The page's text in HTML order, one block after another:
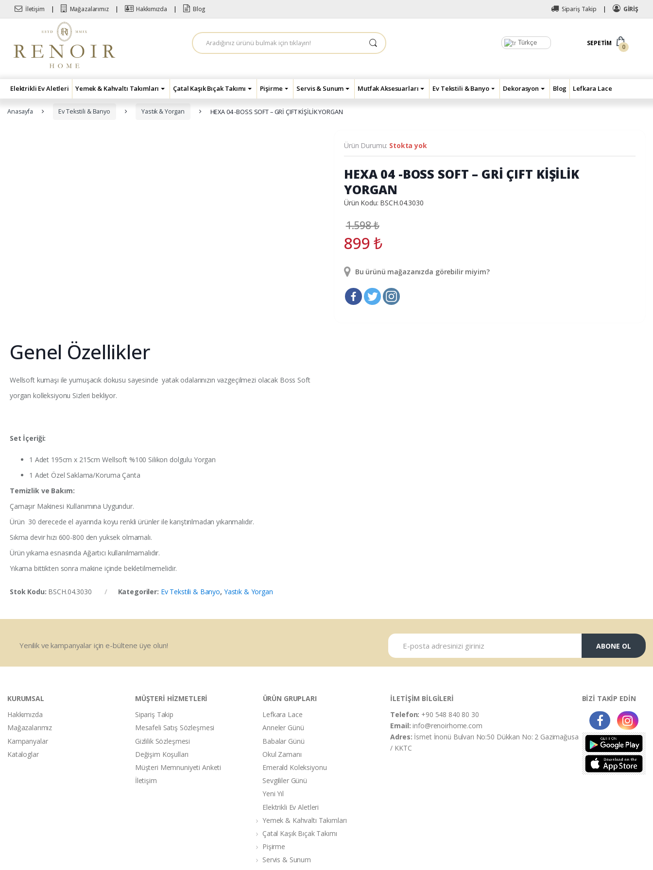
Skip to navigation
Skip to content
İletişim Mağazalarımız Hakkımızda Blog Sipariş Takip GİRİŞ
Türkçe
A
r
a
SEPETIM
0
Elektrikli Ev Aletleri Yemek & Kahvaltı Takımları Çatal Kaşık Bıçak Takımı Pişirme Servis & Sunum Mutfak Aksesuarları Ev Tekstili & Banyo Dekorasyon Blog Lefkara Lace
Anasayfa Ev Tekstili & Banyo Yastık & Yorgan HEXA 04 -BOSS SOFT – GRİ ÇIFT KİŞİLİK YORGAN
Genel Özellikler
Wellsoft kumaşı ile yumuşacık dokusu sayesinde yatak odalarınızın vazgeçilmezi olacak Boss Soft
yorgan kolleksiyonu Sizleri bekliyor.
Set İçeriği:
1 Adet 195cm x 215cm Wellsoft %100 Silikon dolgulu Yorgan
1 Adet Özel Saklama/Koruma Çanta
Temizlik ve Bakım:
Çamaşır Makinesi Kullanımına Uygundur.
Ürün 30 derecede el ayarında koyu renkli ürünler ile karıştırılmadan yıkanmalıdır.
Sıkma devir hızı 600-800 den yuksek olmamalı.
Ürün yıkama esnasında Ağartıcı kullanılmamalıdır.
Yıkama bittikten sonra makine içinde bekletilmemelidir.
Stok Kodu: BSCH.04.3030 Kategoriler: Ev Tekstili & Banyo, Yastık & Yorgan
Ürün Durumu: Stokta yok
HEXA 04 -BOSS SOFT – GRİ ÇIFT KİŞİLİK
YORGAN
Ürün Kodu: BSCH.04.3030
1.598₺
899₺
Bu ürünü mağazanızda görebilir miyim?
Yenilik ve kampanyalar için e-bültene üye olun! ABONE OL
KURUMSAL
Hakkımızda
Mağazalarımız
Kampanyalar
Kataloglar
MÜŞTERİ HİZMETLERİ
Sipariş Takip
Mesafeli Satış Sözleşmesi
Gizlilik Sözleşmesi
Değişim Koşulları
Müşteri Memnuniyeti Anketi
İletişim
ÜRÜN GRUPLARI
Lefkara Lace
Anneler Günü
Babalar Günü
Okul Zamanı
Emerald Koleksiyonu
Sevgililer Günü
Yeni Yıl
Elektrikli Ev Aletleri
Yemek & Kahvaltı Takımları
Çatal Kaşık Bıçak Takımı
Pişirme
Servis & Sunum
İLETİŞİM BİLGİLERİ
Telefon: +90 548 840 80 30
Email:info@renoirhome.com
Adres: İsmet İnonü Bulvarı No:50 Dükkan No: 2 Gazimağusa
/ KKTC
BİZİ TAKİP EDİN